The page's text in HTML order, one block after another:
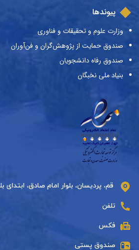
پیوندها
وزارت علوم و تحقیقات و فناوری
صندوق حمایت از پژوهش‌گران و فن‌آوران
صندوق رفاه دانشجویان
بنیاد ملی نخبگان
قم، پردیسان، بلوار امام صادق، ابتدای
تلفن
فکس
صندوق پستی